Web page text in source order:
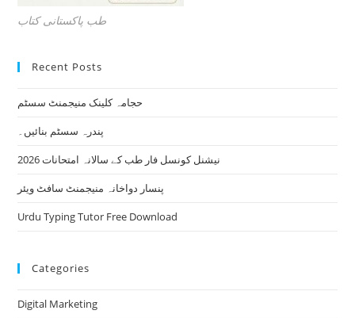
طب پاکستانی کتاب
Recent Posts
حجامہ کلینک منیجمنٹ سسٹم
پندرہ سسٹم بنائیں۔
نیشنل کونسل فار طب کے سالانہ امتحانات 2026
پنسار دواخانہ منیجمنٹ سافٹ ویئر
Urdu Typing Tutor Free Download
Categories
Digital Marketing